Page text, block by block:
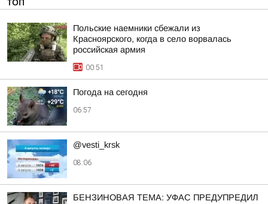
Польские наемники сбежали из
Красноярского, когда в село ворвалась
российская армия
00:51
Погода на сегодня
06:57
@vesti_krsk
08:06
БЕНЗИНОВАЯ ТЕМА: УФАС ПРЕДУПРЕДИЛ